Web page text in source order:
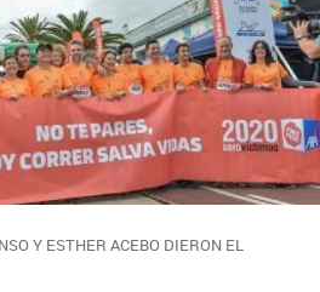
Y ESTHER ACEBO DIERON EL